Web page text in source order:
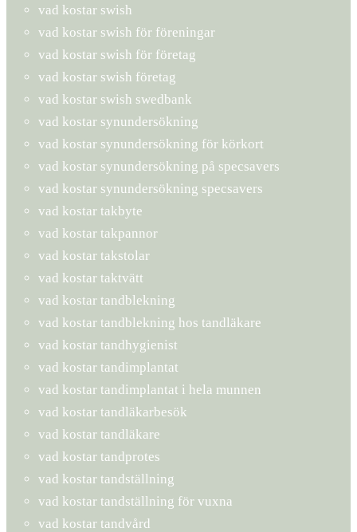
vad kostar swish
vad kostar swish för föreningar
vad kostar swish för företag
vad kostar swish företag
vad kostar swish swedbank
vad kostar synundersökning
vad kostar synundersökning för körkort
vad kostar synundersökning på specsavers
vad kostar synundersökning specsavers
vad kostar takbyte
vad kostar takpannor
vad kostar takstolar
vad kostar taktvätt
vad kostar tandblekning
vad kostar tandblekning hos tandläkare
vad kostar tandhygienist
vad kostar tandimplantat
vad kostar tandimplantat i hela munnen
vad kostar tandläkarbesök
vad kostar tandläkare
vad kostar tandprotes
vad kostar tandställning
vad kostar tandställning för vuxna
vad kostar tandvård